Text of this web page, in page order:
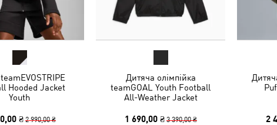
Hooded Jacket
Youth
₴ 2 990,00 ₴
Дитяча олімпійка
teamGOAL Youth Football
All-Weather Jacket
1 690,00 ₴ 3 390,00 ₴ 2